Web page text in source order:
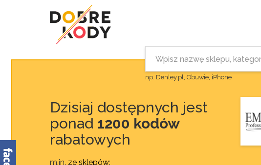
np. Denley.pl, Obuwie, iPhone
Dzisiaj dostępnych jest
ponad 1200 kodów
rabatowych
m.in. ze sklepów: